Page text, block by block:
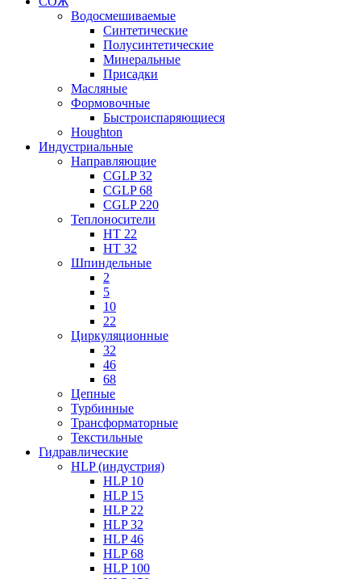
Водосмешиваемые
Синтетические
Полусинтетические
Минеральные
Присадки
Масляные
Формовочные
Быстроиспаряющиеся
Houghton
Индустриальные
Направляющие
CGLP 32
CGLP 68
CGLP 220
Теплоносители
HT 22
HT 32
Шпиндельные
2
5
10
22
Циркуляционные
32
46
68
Цепные
Турбинные
Трансформаторные
Текстильные
Гидравлические
HLP (индустрия)
HLP 10
HLP 15
HLP 22
HLP 32
HLP 46
HLP 68
HLP 100